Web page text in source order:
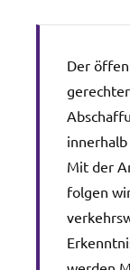
Der
Mit der
folgen